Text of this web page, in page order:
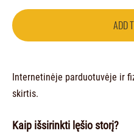
ADD
Internetinėje parduotuvėje ir
skirtis.
Kaip išsirinkti lęšio storį?